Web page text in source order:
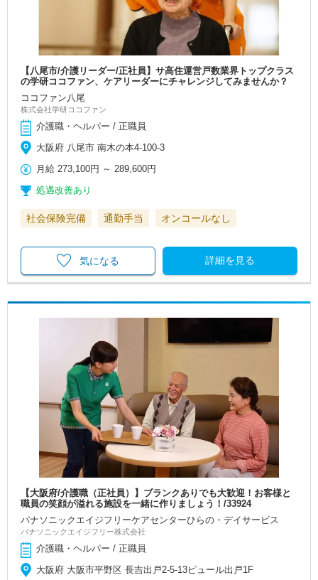
【八尾市/介護リーダー/正社員】サ高住運営戸数業界トップクラス
の学研ココファン、ケアリーダーにチャレンジしてみませんか？
ココファン八尾
株式会社学研ココファン
介護職・ヘルパー / 正職員
大阪府 八尾市 南木の本4-100-3
月給 273,100円 ～289,600円
処遇改善あり
社会保険完備 通勤手当 オンコールなし
詳細を見る
気になる
【大阪府/介護職（正社員）】ブランクありでも大歓迎！お客様と
職員の笑顔が溢れる施設を一緒に作りましょう！/33924
パナソニックエイジフリーケアセンターひらの・デイサービス
パナソニックエイジフリー株式会社
介護職・ヘルパー / 正職員
大阪府 大阪市平野区 長吉出戸2-5-13ピュール出戸1F